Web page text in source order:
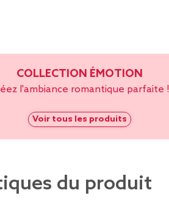
COLLECTION ÉMOTION
l'ambiance romantique parfaite !
Voir tous les produits
du produit